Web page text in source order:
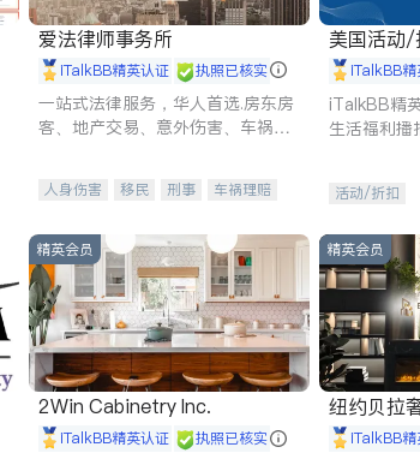
爱法律师事务所
iTalkBB精英认证 执照已核实
一站式法律服务，华人首选.房东房
客、地产交易、意外伤害、车祸重
人身伤害 移民 刑事
车祸理赔
商标注册
索赔 律师-其它 保释
美国活动/
iTalkBB
iTalkBB精
生活福利播
活动/折扣
精英会员
2Win Cabinetry Inc.
iTalkBB精英认证 执照已核实
精英会员
纽约贝拉奢华公
E iTalkBB